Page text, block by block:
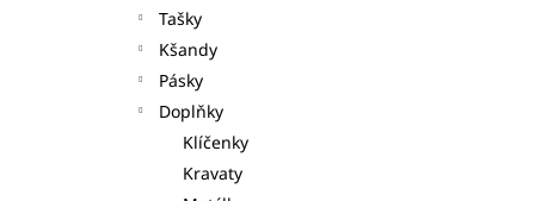
Tašky
Kšandy
Pásky
Doplňky
Klíčenky
Kravaty